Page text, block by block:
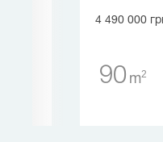
4 490 000
90 m2